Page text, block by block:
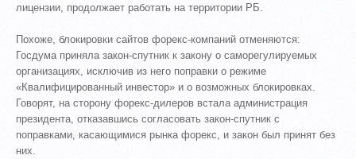
лицензии, продолжает работать на территории РБ.
Похоже, блокировки сайтов форекс-компаний отменяются:
Госдума приняла закон-спутник к закону о саморегулируемых
организациях, исключив из него поправки о режиме
«Квалифицированный инвестор» и о возможных блокировках.
Говорят, на сторону форекс-дилеров встала администрация
президента, отказавшись согласовать закон-спутник с
поправками, касающимися рынка форекс, и закон был принят без
них.